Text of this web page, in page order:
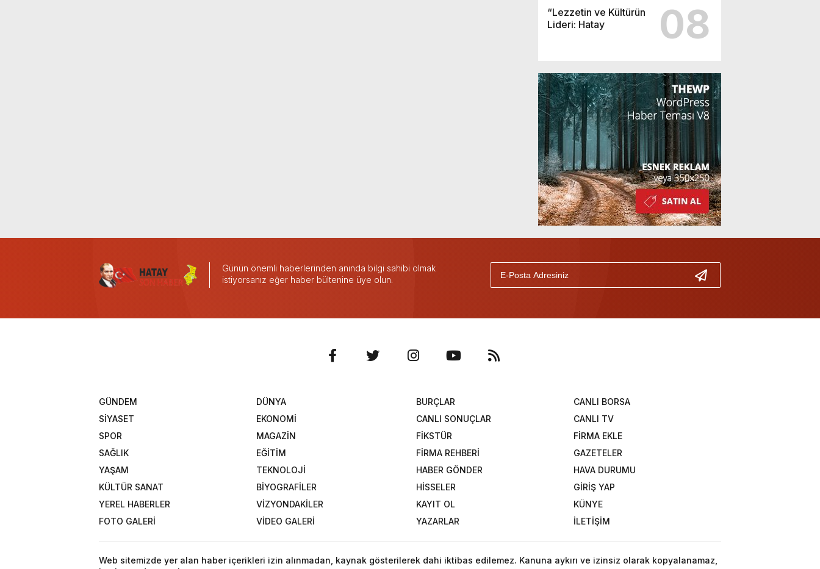
“Lezzetin ve Kültürün
Lideri: Hatay
08
Günün önemli haberlerinden anında bilgi sahibi olmak
istiyorsanız eğer haber bültenine üye olun.
GÜNDEM
DÜNYA
SİYASET
EKONOMİ
SPOR
MAGAZİN
SAĞLIK
EĞİTİM
YAŞAM
TEKNOLOJİ
KÜLTÜR SANAT
BİYOGRAFİLER
YEREL HABERLER
VİZYONDAKİLER
FOTO GALERİ
VİDEO GALERİ
BURÇLAR
CANLI BORSA
CANLI SONUÇLAR
CANLI TV
FİKSTÜR
FİRMA EKLE
FİRMA REHBERİ
GAZETELER
HABER GÖNDER
HAVA DURUMU
HİSSELER
GİRİŞ YAP
KAYIT OL
KÜNYE
YAZARLAR
İLETİŞİM
Web sitemizde yer alan haber içerikleri izin alınmadan, kaynak gösterilerek dahi iktibas edilemez. Kanuna aykırı ve izinsiz olarak kopyalanamaz,